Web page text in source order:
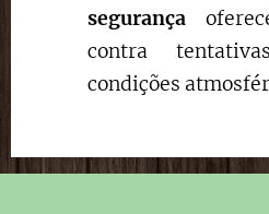
segurança
contra
condições